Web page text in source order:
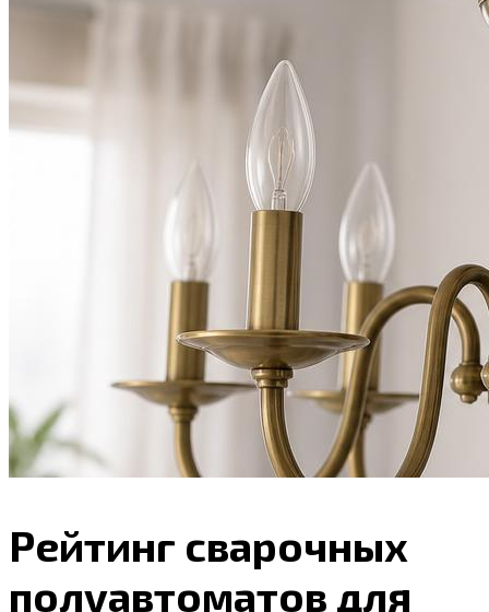
Рейтинг сварочных
полуавтоматов для